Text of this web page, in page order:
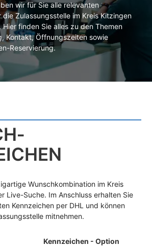
wir für Sie alle relevanten
Zulassungsstelle im Kreis Kitzingen
finden Sie alles zu den Themen
Kontakt, Öffnungszeiten sowie
Reservierung.
Wunschkombination im Kreis
Live-Suche. Im Anschluss erhalten Sie
Kennzeichen per DHL und können
mitnehmen.
Kennzeichen - Option